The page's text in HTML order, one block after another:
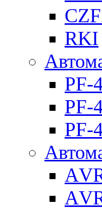
RKI
PF-
PF-
PF-